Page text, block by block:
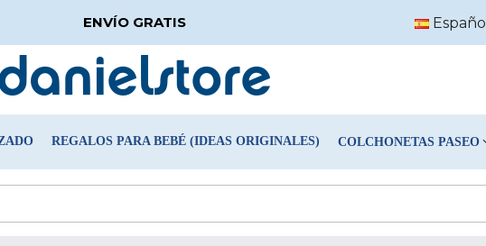
ENVÍO GRATIS Español
REGALOS PARA BEBÉ (IDEAS ORIGINALES) COLCHONETAS PASEO